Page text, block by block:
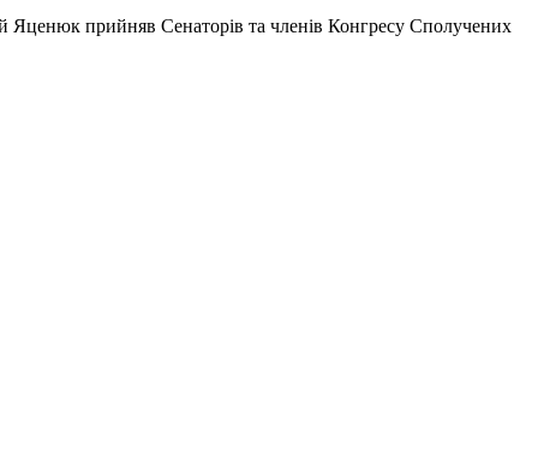
Яценюк прийняв Сенаторів та членів Конгресу Сполучених